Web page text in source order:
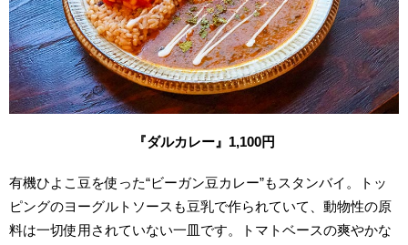
『ダルカレー』1,100円
有機ひよこ豆を使った“ビーガン豆カレー”もスタンバイ。トッ
ピングのヨーグルトソースも豆乳で作られていて、動物性の原
料は一切使用されていない一皿です。トマトベースの爽やかな